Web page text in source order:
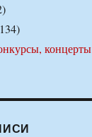
концерты